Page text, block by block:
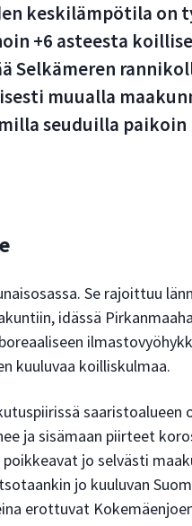
keskilämpötila on
+6 asteesta
Selkämeren
muualla
seuduilla paikoin
Se rajoittuu
idässä
kuuluvaa koilliskulmaa.
saaristoalueen
ja sisämaan piirteet
jo selvästi
jo kuuluvan
erottuvat